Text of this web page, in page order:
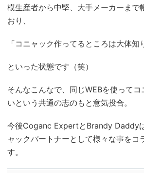
模生産者から中堅、大手メーカーまで
おり、
「コニャック作ってるところは大体知
といった状態です（笑）
そんなこんなで、同じWEBを使ってコ
いという共通の志のもと意気投合。
今後Coganc ExpertとBrandy Daddy
ャックパートナーとして様々な事をコ
す。